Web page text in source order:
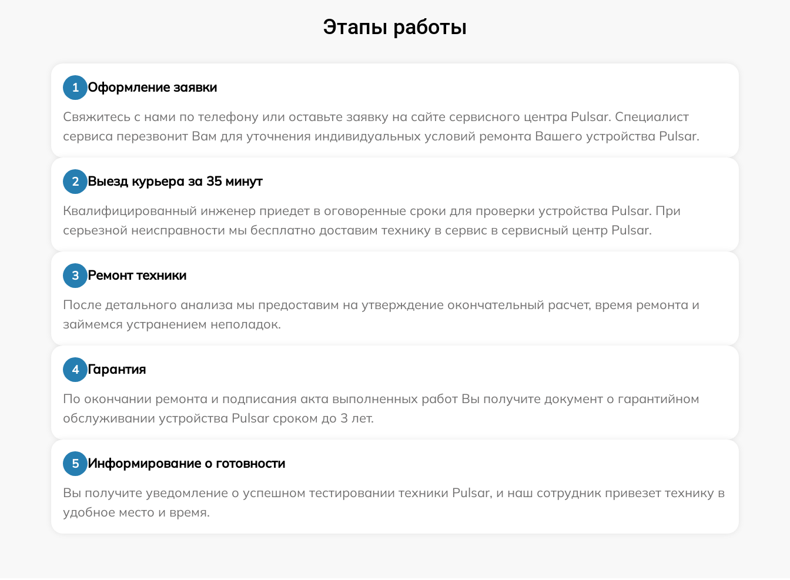
Этапы работы
1
Оформление заявки
Свяжитесь с нами по телефону или оставьте заявку на сайте сервисного центра Pulsar. Специалист
сервиса перезвонит Вам для уточнения индивидуальных условий ремонта Вашего устройства Pulsar.
2
Выезд курьера за 35 минут
Квалифицированный инженер приедет в оговоренные сроки для проверки устройства Pulsar. При
серьезной неисправности мы бесплатно доставим технику в сервис в сервисный центр Pulsar.
3
Ремонт техники
После детального анализа мы предоставим на утверждение окончательный расчет, время ремонта и
займемся устранением неполадок.
4
Гарантия
По окончании ремонта и подписания акта выполненных работ Вы получите документ о гарантийном
обслуживании устройства Pulsar сроком до 3 лет.
5
Информирование о готовности
Вы получите уведомление о успешном тестировании техники Pulsar, и наш сотрудник привезет технику в
удобное место и время.